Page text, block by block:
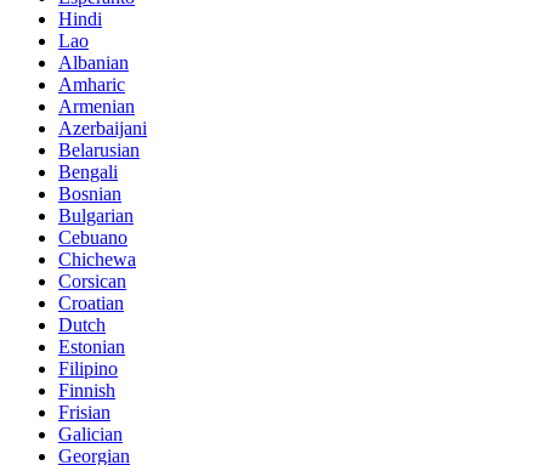
Hindi
Lao
Albanian
Amharic
Armenian
Azerbaijani
Belarusian
Bengali
Bosnian
Bulgarian
Cebuano
Chichewa
Corsican
Croatian
Dutch
Estonian
Filipino
Finnish
Frisian
Galician
Georgian